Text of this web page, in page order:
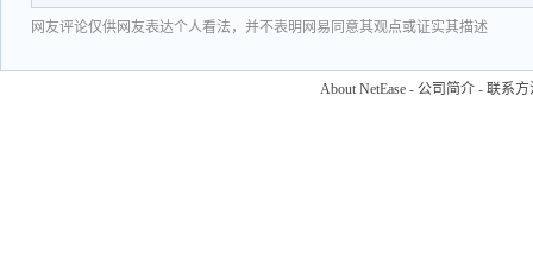
网友评论仅供网友表达个人看法，并不表明网易同意其观点或证实其描述
About NetEase - 公司简介 - 联系方